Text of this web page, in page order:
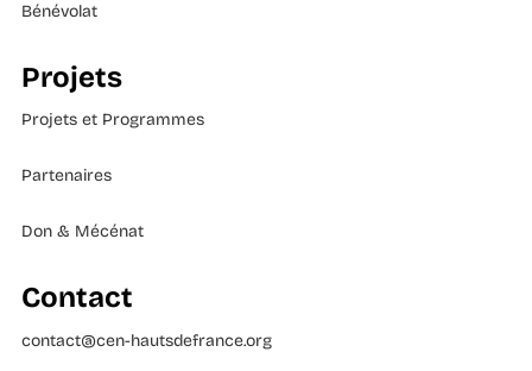
Bénévolat
Projets
Projets et Programmes
Partenaires
Don & Mécénat
Contact
contact@cen-hautsdefrance.org